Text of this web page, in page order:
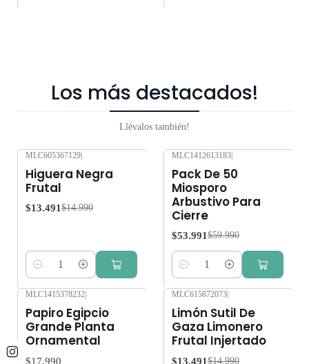
Los más destacados!
Llévalos también!
MLC605367129|
Higuera Negra
Frutal
$13.491 $14.990
Cantidad
MLC1412613183|
Pack De 50
Miosporo
Arbustivo Para
Cierre
$53.991 $59.990
Cantidad
MLC1415378232
Papiro Egipcio
Grande Planta
Ornamental
$17.990
MLC615872073
Limón Sutil De
Gaza Limonero
Frutal Injertado
$13.491 $14.990